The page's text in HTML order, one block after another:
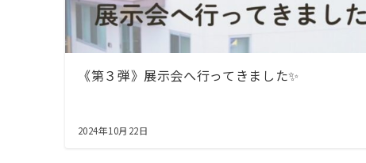
《第３弾》展示会へ行ってきました✨
2024年10月22日